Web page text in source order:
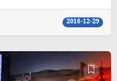
2016-12-29